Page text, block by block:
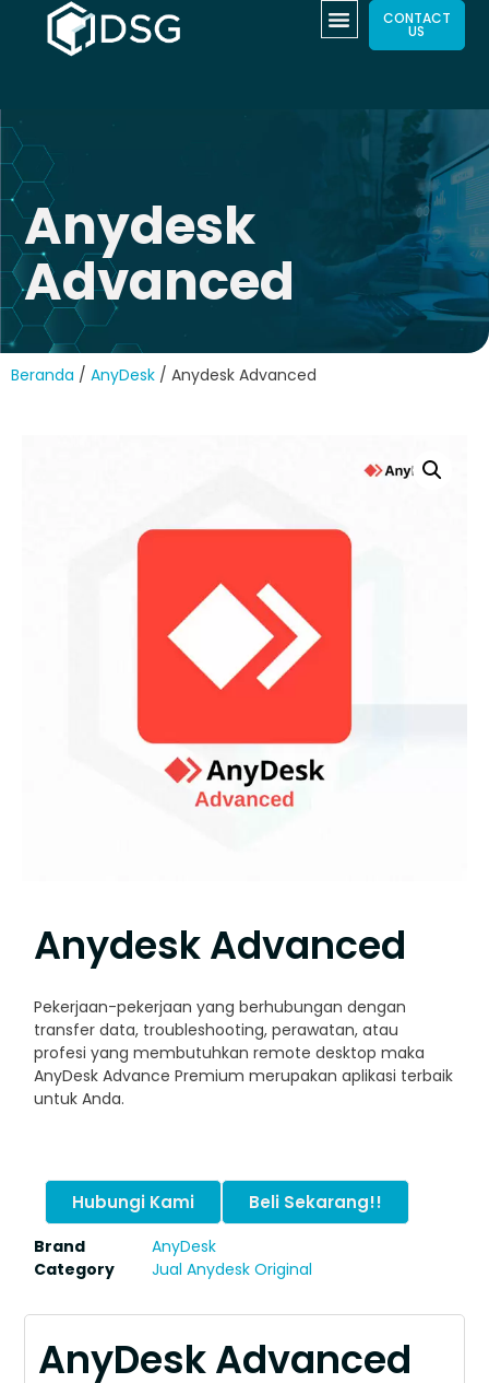
CONTACT
US
Anydesk
Advanced
Beranda / AnyDesk / Anydesk Advanced
Anydesk Advanced
Pekerjaan-pekerjaan yang berhubungan dengan
transfer data, troubleshooting, perawatan, atau
profesi yang membutuhkan remote desktop maka
AnyDesk Advance Premium merupakan aplikasi terbaik
untuk Anda.
Hubungi Kami Beli Sekarang!!
Brand
AnyDesk
Category
Jual Anydesk Original
AnyDesk Advanced